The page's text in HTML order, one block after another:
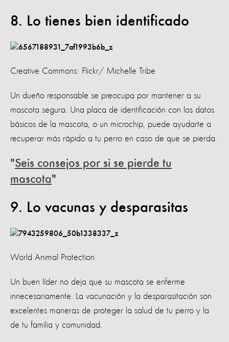
8. Lo tienes bien identificado
Creative Commons: Flickr/ Michelle Tribe
Un dueño responsable se preocupa por mantener a su
mascota segura. Una placa de identificación con los datos
básicos de la mascota, o un microchip, puede ayudarte a
recuperar más rápido a tu perro en caso de que se pierda.
Seis consejos por si se pierde tu
mascota
9. Lo vacunas y desparasitas
World Animal Protection
Un buen líder no deja que su mascota se enferme
innecesariamente. La vacunación y la desparasitación son
excelentes maneras de proteger la salud de tu perro y la
de tu familia y comunidad.